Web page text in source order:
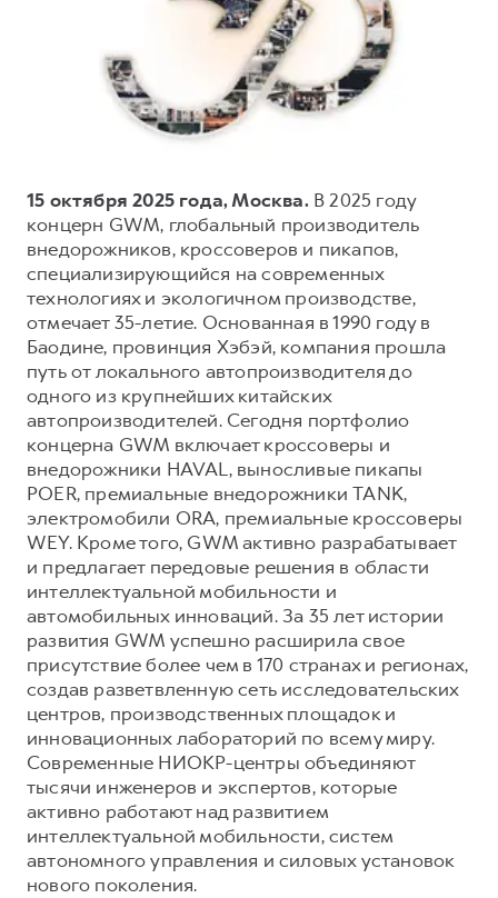
H9
от 4 799 000 ₽
Трейд-ин
КРЕДИТ И СТРАХОВАНИЕ
Страхование
Кредит
КОРПОРАТИВНЫМ КЛИЕНТАМ
Для малого бизнеса
Корпоративным клиентам
Крупным корпоративным клиентам
Система управления автопарком
Сервис для корпоративных клиентов
HAVAL Лизинг
АКСЕССУАРЫ HAVAL
Автомобильные аксессуары
Коллекция PRO
Коллекция Базовая
Коллекция Детская
СЕРВИСНОЕ ОБСЛУЖИВАНИЕ
Нулевое ТО
Программа «Помощь на дороге»
Регламенты технического обслуживания
ПОДДЕРЖКА
GWM Безопасность
Гарантия HAVAL
Мобильное приложение GWM
Программа «HAVAL Защита+»
Руководства по эксплуатации
Подписки
АКСЕССУАРЫ HAVAL
Автомобильные аксессуары
Коллекция PRO
Коллекция Базовая
Коллекция Детская
Наша команда
15 октября 2025 года, Москва.В 2025 году
концерн GWM, глобальный производитель
внедорожников, кроссоверов и пикапов,
специализирующийся на современных
технологиях и экологичном производстве,
отмечает 35-летие. Основанная в 1990 году в
Баодине, провинция Хэбэй, компания прошла
путь от локального автопроизводителя до
одного из крупнейших китайских
автопроизводителей. Сегодня портфолио
концерна GWM включает кроссоверы и
внедорожники HAVAL, выносливые пикапы
POER, премиальные внедорожники TANK,
электромобили ORA, премиальные кроссоверы
WEY. Кроме того, GWM активно разрабатывает
и предлагает передовые решения в области
интеллектуальной мобильности и
автомобильных инноваций. За 35 лет истории
развития GWM успешно расширила свое
присутствие более чем в 170 странах и регионах,
создав разветвленную сеть исследовательских
центров, производственных площадок и
инновационных лабораторий по всему миру.
Современные НИОКР-центры объединяют
тысячи инженеров и экспертов, которые
активно работают над развитием
интеллектуальной мобильности, систем
автономного управления и силовых установок
нового поколения.